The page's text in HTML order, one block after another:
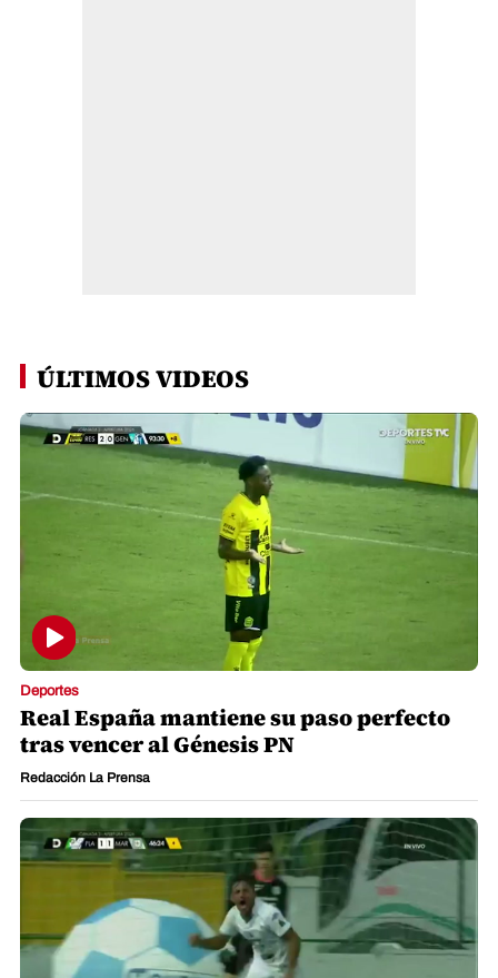
ÚLTIMOS VIDEOS
Deportes
Real España mantiene su paso perfecto
tras vencer al Génesis PN
Redacción La Prensa